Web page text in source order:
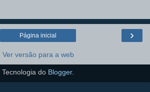
›
Página inicial
Ver versão para a web
Tecnologia do Blogger.